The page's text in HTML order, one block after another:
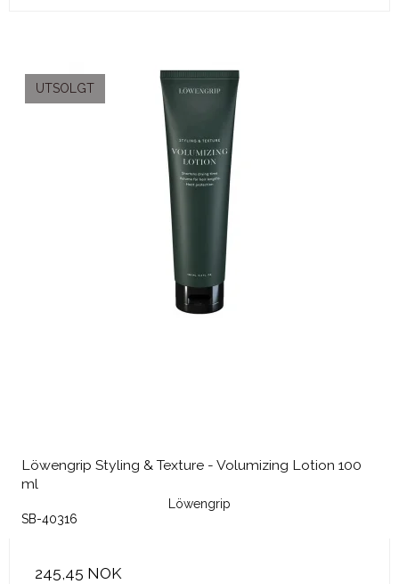
UTSOLGT
Löwengrip Styling & Texture - Volumizing Lotion 100
ml
Löwengrip
SB-40316
245,45 NOK